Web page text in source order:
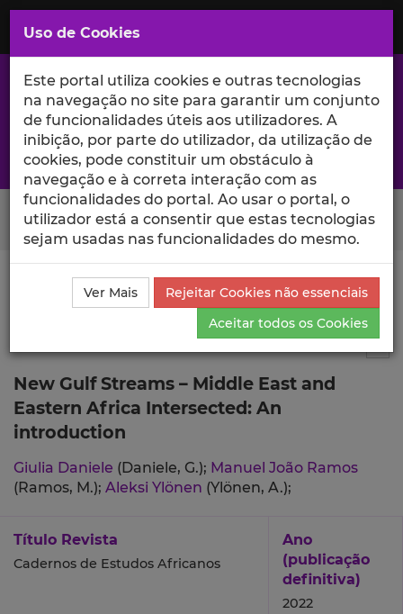
Saltar
para
Conteúdo
Principal
A excelência da investigação e ciência no Iscte
Search Button
Ciência_Iscte Publicações
Descrição Detalhada da
Publicação
New Gulf Streams – Middle East and
Eastern Africa Intersected: An
introduction
Giulia Daniele (Daniele, G.); Manuel João Ramos
(Ramos, M.); Aleksi Ylönen (Ylönen, A.);
Título Revista
Cadernos de Estudos Africanos
Ano
(publicação
definitiva)
2022
Uso de Cookies
Este portal utiliza cookies e outras tecnologias
na navegação no site para garantir um conjunto
de funcionalidades úteis aos utilizadores. A
inibição, por parte do utilizador, da utilização de
cookies, pode constituir um obstáculo à
navegação e à correta interação com as
funcionalidades do portal. Ao usar o portal, o
utilizador está a consentir que estas tecnologias
sejam usadas nas funcionalidades do mesmo.
Ver Mais
Rejeitar Cookies não essenciais
Aceitar todos os Cookies